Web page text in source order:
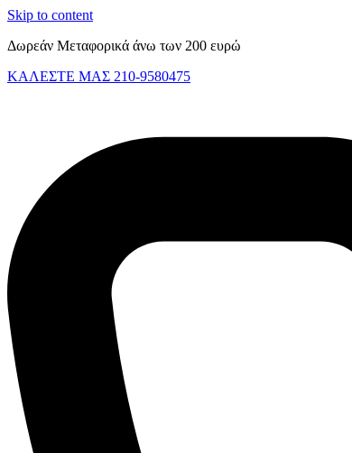
Skip to content
Δωρεάν Μεταφορικά άνω των 200 ευρώ
ΚΑΛΕΣΤΕ ΜΑΣ 210-9580475